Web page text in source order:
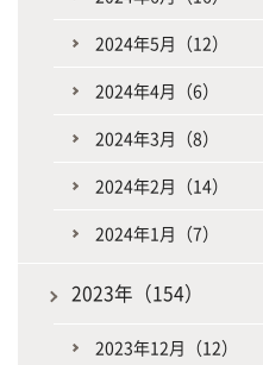
2024年5月（12）
2024年4月（6）
2024年3月（8）
2024年2月（14）
2024年1月（7）
2023年（154）
2023年12月（12）